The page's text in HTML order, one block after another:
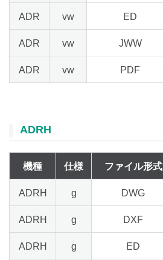
ADR vw ED
ADR vw JWW
ADR vw PDF
ADRH
機種 仕様 ファイル形式
ADRH g DWG
ADRH g DXF
ADRH g ED